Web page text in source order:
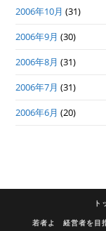
2006年10月 (31)
2006年9月 (30)
2006年8月 (31)
2006年7月 (31)
2006年6月 (20)
ト
若者よ 経営者を目